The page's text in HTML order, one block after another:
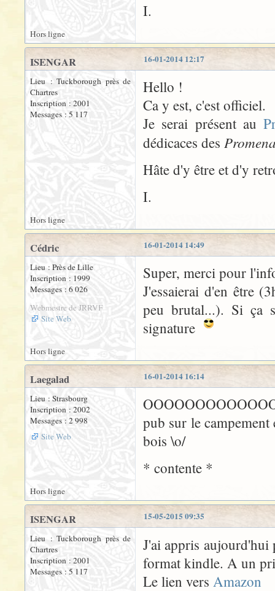
I.
Hors ligne
16-01-2014 12:17
ISENGAR
Lieu : Tuckborough près de
Chartres
Inscription : 2001
Messages : 5 117
Hello !
Ca y est, c'est officiel.
Je serai présent au
dédicaces des
Hâte d'y être et d'y
I.
Hors ligne
16-01-2014 14:49
Cédric
Lieu : Près de Lille
Inscription : 1999
Messages : 6 026
Webmestre de JRRVF
Site Web
Super, merci pour
J'essaierai d'en être
peu brutal...). Si ça
signature
Hors ligne
16-01-2014 16:14
Laegalad
Lieu : Strasbourg
Inscription : 2002
Messages : 2 998
Site Web
pub sur le
bois \o/
* contente *
Hors ligne
15-05-2015 09:35
ISENGAR
Lieu : Tuckborough près de
Chartres
Inscription : 2001
Messages : 5 117
J'ai appris aujourd'hui
format kindle. A un
Le lien vers Amazon